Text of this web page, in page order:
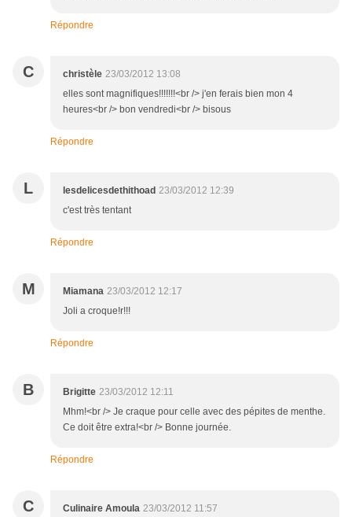
Répondre
C christèle 23/03/2012 13:08
elles sont magnifiques!!!!!!!<br /> j'en ferais bien mon 4
heures<br /> bon vendredi<br /> bisous
Répondre
L lesdelicesdethithoad 23/03/2012 12:39
c'est très tentant
Répondre
M Miamana 23/03/2012 12:17
Joli a croque!r!!!
Répondre
B Brigitte 23/03/2012 12:11
Mhm!<br /> Je craque pour celle avec des pépites de menthe.
Ce doit être extra!<br /> Bonne journée.
Répondre
C Culinaire Amoula 23/03/2012 11:57